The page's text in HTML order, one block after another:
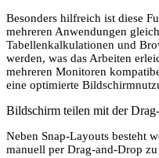
Besonders hilfreich ist diese
mehreren Anwendungen
Tabellenkalkulationen und
werden, was das Arbeiten
mehreren Monitoren
eine optimierte
Bildschirm teilen mit der
Neben Snap-Layouts besteht
manuell per Drag-and-Drop